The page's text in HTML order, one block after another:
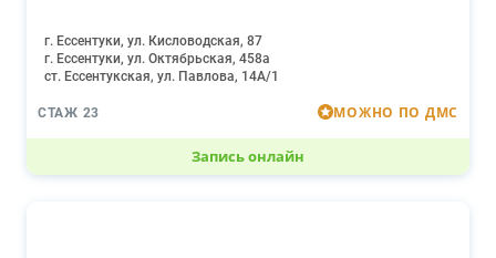
г. Ессентуки, ул. Кисловодская, 87
г. Ессентуки, ул. Октябрьская, 458а
ст. Ессентукская, ул. Павлова, 14А/1
СТАЖ 23 МОЖНО ПО ДМС
Запись онлайн